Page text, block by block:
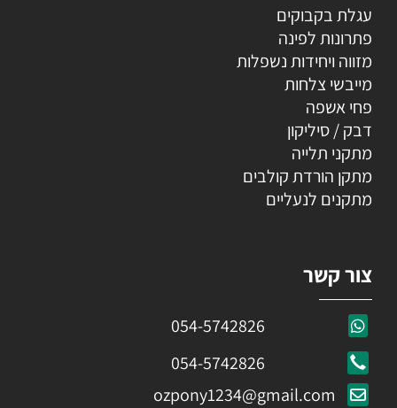
עגלת בקבוקים
פתרונות לפינה
מזווה ויחידות נשפלות
מייבשי צלחות
פחי אשפה
דבק / סיליקון
מתקני תלייה
מתקן הורדת קולבים
מתקנים לנעליים
צור קשר
054-5742826
054-5742826
ozpony1234@gmail.com